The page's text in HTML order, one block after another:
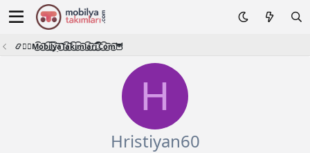
📿🧙‍♂️M͜͡o͜͡b͜͡i͜͡l͜͡y͜͡a͜͡T͜͡a͜͡k͜͡i͜͡m͜͡l͜͡a͜͡r͜͡i͜͡.͜͡C͜͡o͜͡m͜͡🦉
H
Hristiyan60